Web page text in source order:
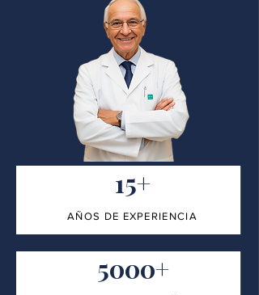
15+
AÑOS DE EXPERIENCIA
5000+